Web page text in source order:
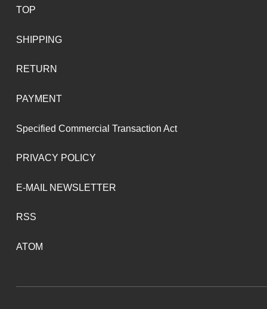
TOP
SHIPPING
RETURN
PAYMENT
Specified Commercial Transaction Act
PRIVACY POLICY
E-MAIL NEWSLETTER
RSS
ATOM